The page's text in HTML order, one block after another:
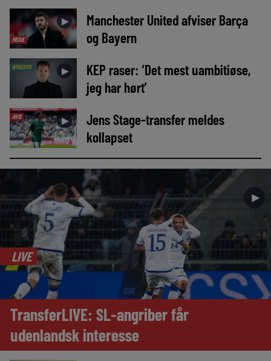
MEDIE
►
Manchester United afviser Barça
og Bayern
NYHEDER ►
KEP raser: ‘Det mest uambitiøse,
jeg har hørt’
AVIS ►
Jens Stage-transfer meldes
kollapset
►
LIVE
TransferLIVE: SL-angriber får
udenlandsk interesse